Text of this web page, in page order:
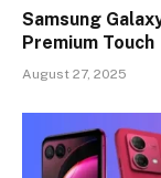
Samsung
Premium Touch
August 27, 2025